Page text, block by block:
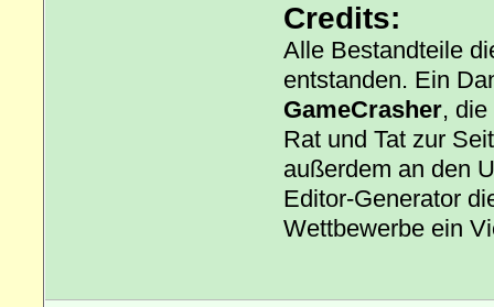
Credits:
Alle Bestandteile
entstanden. Ein
GameCrasher, die
Rat und Tat zur
außerdem an den
Editor-Generator
Wettbewerbe ein